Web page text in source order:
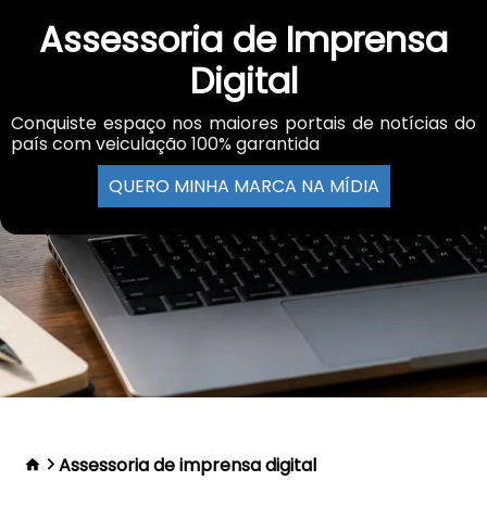
Assessoria de Imprensa
Digital
Conquiste espaço nos maiores portais de notícias do
país com veiculação 100% garantida
QUERO MINHA MARCA NA MÍDIA
Assessoria de imprensa digital